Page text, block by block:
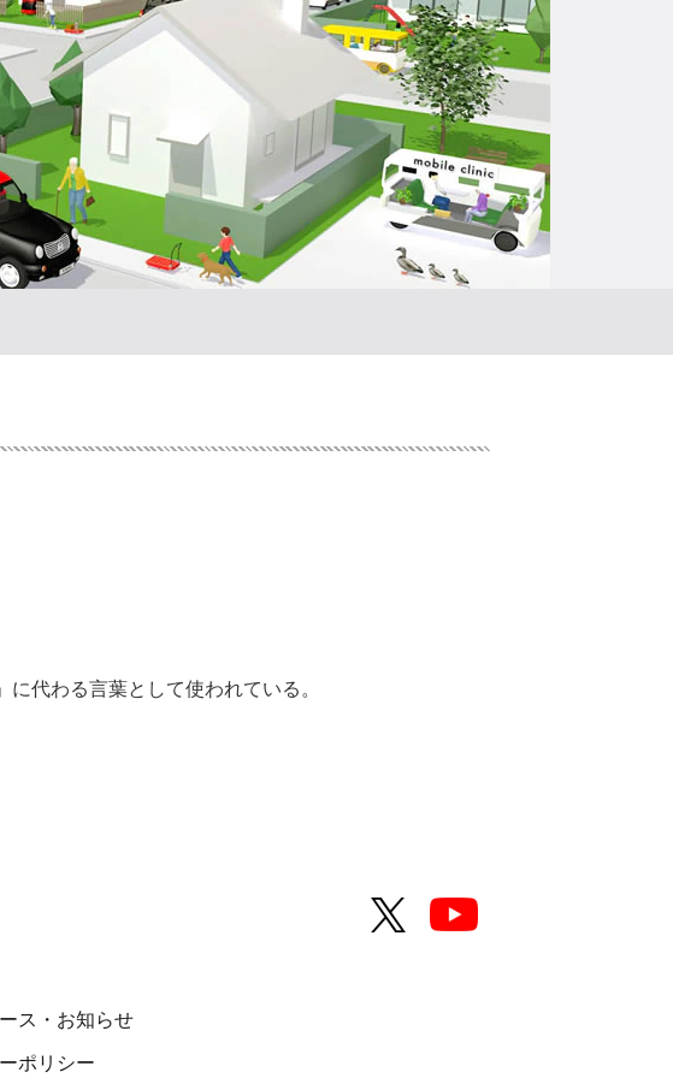
代わる言葉として使われている。
ス・お知らせ
ポリシー